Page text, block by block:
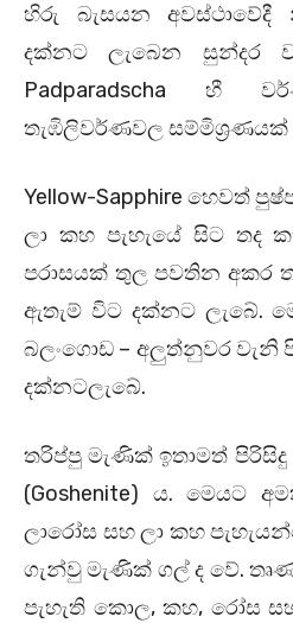
හිරු බැසයන
දක්නට ලැබෙන සුන්දර
Padparadscha හී
තැඹිලිවර්ණවල සම්මිශ්‍රණයක්
Yellow-Sapphire හෙවත්
ලා කහ පැහැයේ සිට තද
පරාසයක් තුල පවතින අකර
ඇතැම් විට දක්නට ලැබේ.
බලංගොඩ – අලුත්නුවර වැනි
දක්නටලැබේ.
තරිප්පු මැණික් ඉතාමත්
(Goshenite) ය. මෙයට
ලාරෝස සහ ලා කහ
ගැන්වු මැණික් ගල් ද වේ.
පැහැති කොල, කහ, රෝස